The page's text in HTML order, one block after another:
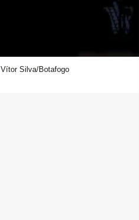
Vítor Silva/Botafogo